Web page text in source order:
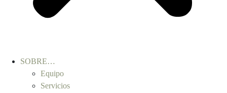
SOBRE…
Equipo
Servicios